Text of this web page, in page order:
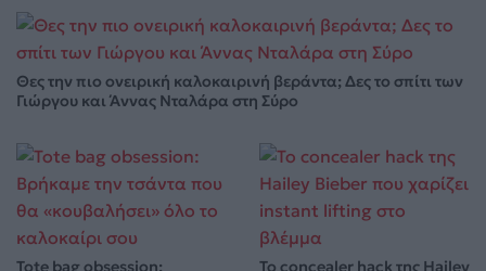
Θες την πιο ονειρική καλοκαιρινή βεράντα; Δες το σπίτι των
Γιώργου και Άννας Νταλάρα στη Σύρο
Tote bag obsession:
Το concealer hack της Hailey